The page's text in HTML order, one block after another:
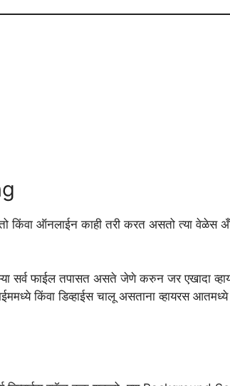
ऑनलाईन काही तरी करत असतो त्या वेळेस
सर्व फाईल तपासत असते जेणे करुन जर एखादा
किंवा डिव्हाईस चालू असताना व्हायरस